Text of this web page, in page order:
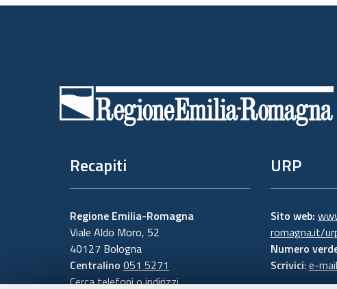
Recapiti
Regione Emilia-Romagna
Viale Aldo Moro, 52
40127 Bologna
Centralino 051 5271
Cerca telefoni o indirizzi
URP
Sito web:
romagna.it/
Numero
Scrivici: e-mail